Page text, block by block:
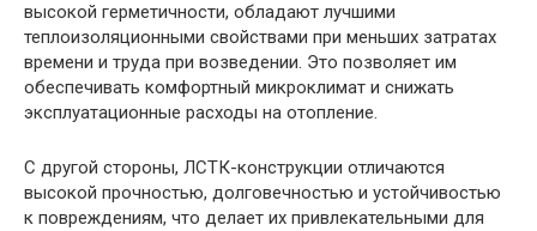
высокой герметичности, обладают лучшими
теплоизоляционными свойствами при меньших затратах
времени и труда при возведении. Это позволяет им
обеспечивать комфортный микроклимат и снижать
эксплуатационные расходы на отопление.
С другой стороны, ЛСТК-конструкции отличаются
высокой прочностью, долговечностью и устойчивостью
к повреждениям, что делает их привлекательными для